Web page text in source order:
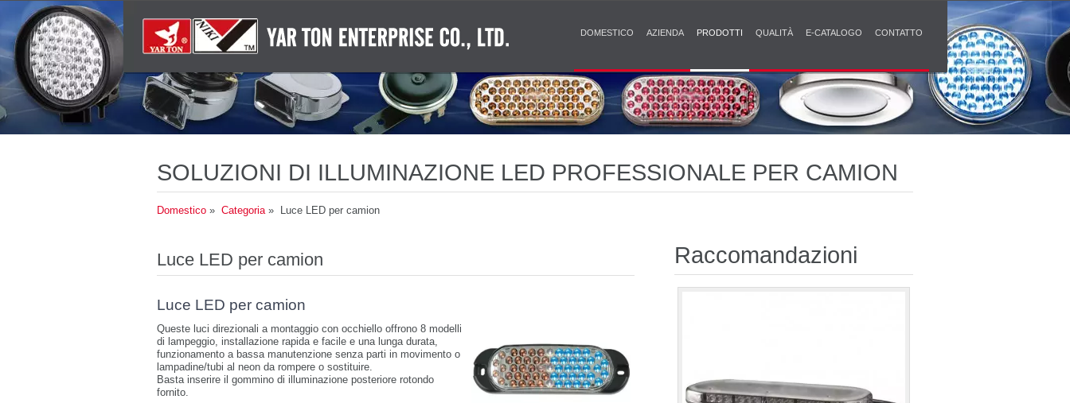
DOMESTICO AZIENDA PRODOTTI QUALITÀ E-CATALOGO CONTATTO
SOLUZIONI DI ILLUMINAZIONE LED PROFESSIONALE PER CAMION
Domestico » Categoria» Luce LED per camion
Luce LED per camion
Luce LED per camion
Queste luci direzionali a montaggio con occhiello offrono 8 modelli
di lampeggio, installazione rapida e facile e una lunga durata,
funzionamento a bassa manutenzione senza parti in movimento o
lampadine/tubi al neon da rompere o sostituire.
Basta inserire il gommino di illuminazione posteriore rotondo
fornito.
Raccomandazioni